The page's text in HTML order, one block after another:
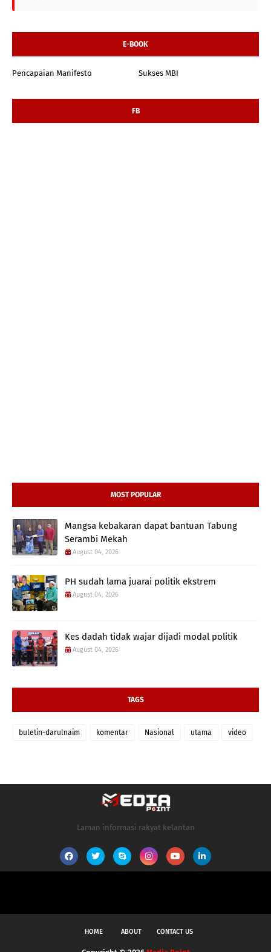
E-BOOK
Pencapaian Manifesto Sukses MBI
FB
MOST POPULAR
Mangsa kebakaran dapat bantuan Tabung
Serambi Mekah
August 04, 2026
PH sudah lama juarai politik ekstrem
August 04, 2026
Kes dadah tidak wajar dijadi modal politik
August 04, 2026
TAGS
buletin-darulnaim komentar Nasional utama video
Laman informasi rakyat kelantan
HOME ABOUT CONTACT US